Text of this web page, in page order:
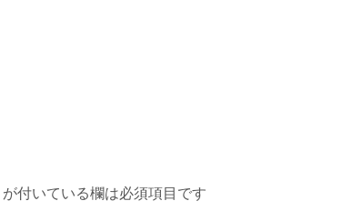
が付いている欄は必須項目です